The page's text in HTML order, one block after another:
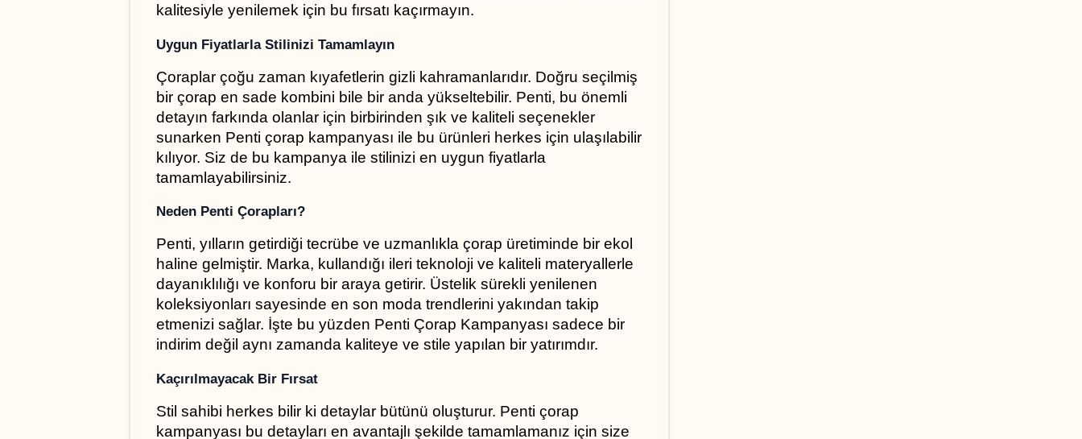
kalitesiyle yenilemek için bu fırsatı kaçırmayın.
Uygun Fiyatlarla Stilinizi Tamamlayın
Çoraplar çoğu zaman kıyafetlerin gizli kahramanlarıdır. Doğru seçilmiş
bir çorap en sade kombini bile bir anda yükseltebilir. Penti, bu önemli
detayın farkında olanlar için birbirinden şık ve kaliteli seçenekler
sunarken Penti çorap kampanyası ile bu ürünleri herkes için ulaşılabilir
kılıyor. Siz de bu kampanya ile stilinizi en uygun fiyatlarla
tamamlayabilirsiniz.
Neden Penti Çorapları?
Penti, yılların getirdiği tecrübe ve uzmanlıkla çorap üretiminde bir ekol
haline gelmiştir. Marka, kullandığı ileri teknoloji ve kaliteli materyallerle
dayanıklılığı ve konforu bir araya getirir. Üstelik sürekli yenilenen
koleksiyonları sayesinde en son moda trendlerini yakından takip
etmenizi sağlar. İşte bu yüzden Penti Çorap Kampanyası sadece bir
indirim değil aynı zamanda kaliteye ve stile yapılan bir yatırımdır.
Kaçırılmayacak Bir Fırsat
Stil sahibi herkes bilir ki detaylar bütünü oluşturur. Penti çorap
kampanyası bu detayları en avantajlı şekilde tamamlamanız için size